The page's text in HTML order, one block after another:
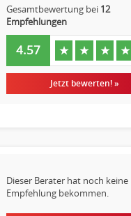
Gesamtbewertung bei 12
Empfehlungen
4.57 ★ ★ ★ ★
Jetzt bewerten! »
Dieser Berater hat noch keine
Empfehlung bekommen.